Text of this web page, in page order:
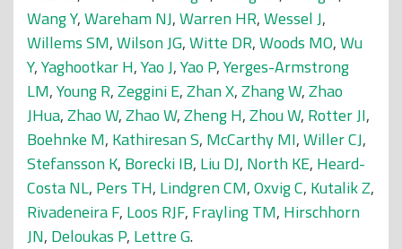
Wang Y,Wareham NJ,Warren HR,Wessel J,
Willems SM,Wilson JG,Witte DR,Woods MO,Wu
Y,Yaghootkar H,Yao J,Yao P,Yerges-Armstrong
LM,Young R,Zeggini E,Zhan X,Zhang W,Zhao
JHua,Zhao W,Zhao W,Zheng H,Zhou W, Rotter JI,
Boehnke M, Kathiresan S, McCarthy MI,Willer CJ,
Stefansson K, Borecki IB, Liu DJ, North KE, Heard-
Costa NL, Pers TH, Lindgren CM,Oxvig C, Kutalik Z,
Rivadeneira F, Loos RJF, Frayling TM, Hirschhorn
JN, Deloukas P, Lettre G.